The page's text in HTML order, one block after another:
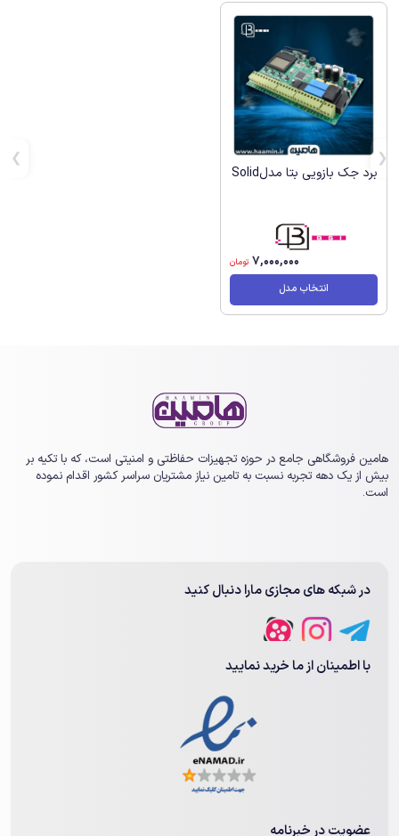
برد جک بازویی بتا مدلSolid
7,000,000 تومان
انتخاب مدل
هامین فروشگاهی جامع در حوزه تجهیزات حفاظتی و امنیتی است، که با تکیه بر
بیش از یک ‏دهه تجربه نسبت به تامین نیاز مشتریان سراسر کشور اقدام نموده
است.
در شبکه های مجازی مارا دنبال کنید
با اطمینان از ما خرید نمایید
عضویت در خبرنامه